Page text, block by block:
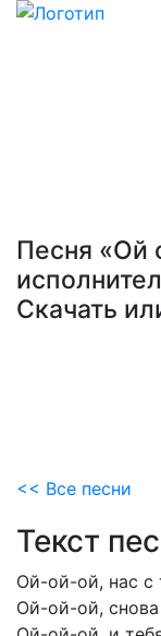
Песня «Ой
Скачать
<< Все песни
Текст
Ой-ой-ой, нас с
Ой-ой-ой, снова